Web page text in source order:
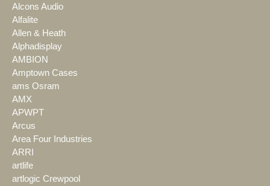
Alcons Audio
Alfalite
Allen & Heath
Alphadisplay
AMBION
Amptown Cases
ams Osram
AMX
APWPT
Arcus
Area Four Industries
ARRI
artlife
artlogic Crewpool